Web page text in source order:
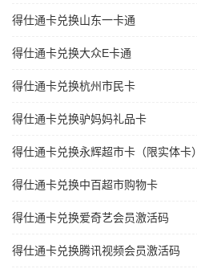
得仕通卡兑换山东一卡通
得仕通卡兑换大众E卡通
得仕通卡兑换杭州市民卡
得仕通卡兑换驴妈妈礼品卡
得仕通卡兑换永辉超市卡（限实体卡）
得仕通卡兑换中百超市购物卡
得仕通卡兑换爱奇艺会员激活码
得仕通卡兑换腾讯视频会员激活码